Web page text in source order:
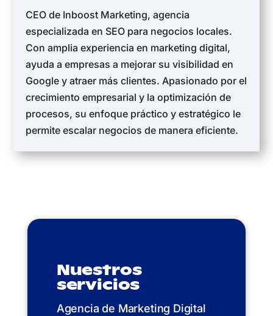
CEO de Inboost Marketing, agencia
especializada en SEO para negocios locales.
Con amplia experiencia en marketing digital,
ayuda a empresas a mejorar su visibilidad en
Google y atraer más clientes. Apasionado por el
crecimiento empresarial y la optimización de
procesos, su enfoque práctico y estratégico le
permite escalar negocios de manera eficiente.
Nuestros
servicios
Agencia de Marketing Digital